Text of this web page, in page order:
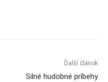
Ďalší článok
Silné hudobné príbehy